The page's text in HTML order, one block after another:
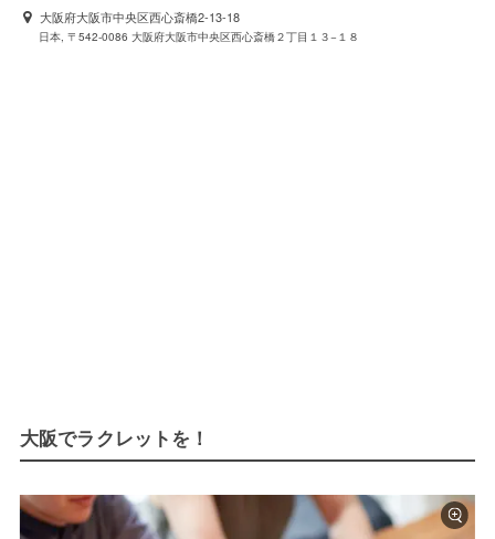
大阪府大阪市中央区西心斎橋2-13-18
日本, 〒542-0086 大阪府大阪市中央区西心斎橋２丁目１３−１８
大阪でラクレットを！